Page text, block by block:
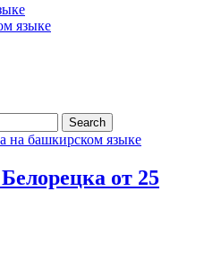
языке
на башкирском языке
от 25